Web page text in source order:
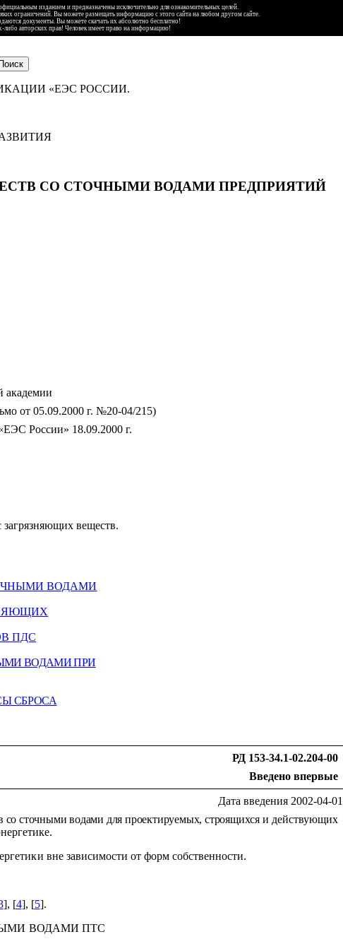
изданием и предназначены исключительно для ознакомительных целей.
ограничений. Вы можете размещать информацию с этого сайта на любом другом сайте.
документы. Вы можете скачать их абсолютно бесплатно!
либо авторских прав! Человек имеет право на информацию!
«ЕЭС РОССИИ.
СО СТОЧНЫМИ ВОДАМИ ПРЕДПРИЯТИЙ
академии
от 05.09.2000 г. №20-04/215)
России» 18.09.2000 г.
веществ.
ВОДАМИ
ПДС
ВОДАМИ ПРИ
СБРОСА
РД 153-34.1-02.204-00
Введено впервые
Дата введения 2002-04-01
со сточными водами для проектируемых, строящихся и действующих
вне зависимости от форм собственности.
], [4], [5].
ВОДАМИ ПТС